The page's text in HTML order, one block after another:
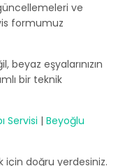
ve
formumuz
eşyalarınızın
bir teknik
Servisi | Beyoğlu
için doğru yerdesiniz.